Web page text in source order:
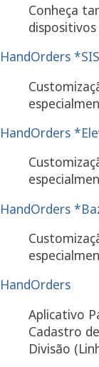
Conheça
HandOrders
HandOrders
HandOrders
HandOrders
Aplicativo
Cadastro
Divisão